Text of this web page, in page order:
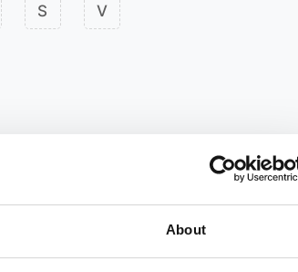
About
S V